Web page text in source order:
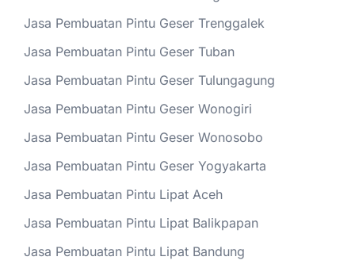
Jasa Pembuatan Pintu Geser Trenggalek
Jasa Pembuatan Pintu Geser Tuban
Jasa Pembuatan Pintu Geser Tulungagung
Jasa Pembuatan Pintu Geser Wonogiri
Jasa Pembuatan Pintu Geser Wonosobo
Jasa Pembuatan Pintu Geser Yogyakarta
Jasa Pembuatan Pintu Lipat Aceh
Jasa Pembuatan Pintu Lipat Balikpapan
Jasa Pembuatan Pintu Lipat Bandung